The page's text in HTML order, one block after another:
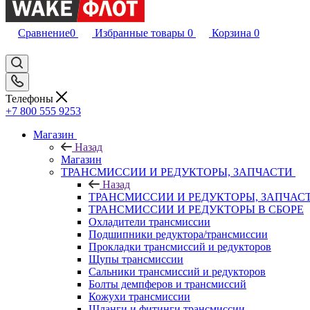
Сравнение0 Избранные товары 0 Корзина 0
Телефоны
+7 800 555 9253
Магазин
Назад
Магазин
ТРАНСМИССИИ И РЕДУКТОРЫ, ЗАПЧАСТИ
Назад
ТРАНСМИССИИ И РЕДУКТОРЫ,
ТРАНСМИССИИ И РЕДУКТОРЫ В СБОРЕ
Охладители трансмиссии
Подшипники редуктора/трансмиссии
Прокладки трансмиссий и редукторов
Щупы трансмиссии
Сальники трансмиссий и редукторов
Болты демпферов и трансмиссий
Кожухи трансмиссии